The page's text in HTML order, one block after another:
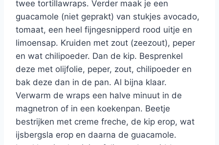
twee tortillawraps. Verder maak je een
guacamole (niet geprakt) van stukjes avocado,
tomaat, een heel fijngesnipperd rood uitje en
limoensap. Kruiden met zout (zeezout), peper
en wat chilipoeder. Dan de kip. Besprenkel
deze met olijfolie, peper, zout, chilipoeder en
bak deze dan in de pan. Al bijna klaar.
Verwarm de wraps een halve minuut in de
magnetron of in een koekenpan. Beetje
bestrijken met creme freche, de kip erop, wat
ijsbergsla erop en daarna de guacamole.